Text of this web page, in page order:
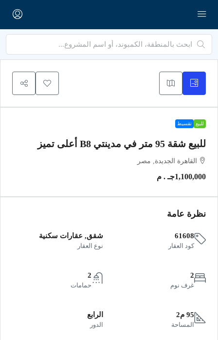
للبيع تقسيط
للبيع شقة 95 متر في مدينتي B8 أعلى تميز
القاهرة الجديدة, مصر
1,100,000جـ . م
نظرة عامة
61608
كود العقار
شقق, عقارات سكنية
نوع العقار
2
غرف نوم
2
حمامات
95 م2
المساحة
الرابع
الدور